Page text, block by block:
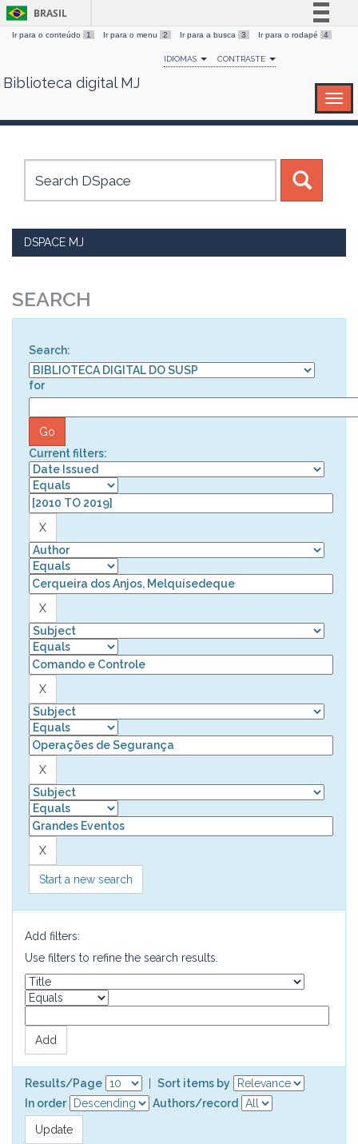
Skip
BRASIL
Simplifique!
Comunica BR
Canais
Ir para o conteúdo 1 Ir para o menu 2 Ir para a busca 3 Ir para o rodapé 4
IDIOMAS CONTRASTE
Biblioteca digital MJ
DSPACE MJ
SEARCH
Search:
for
Current filters:
Start a new search
Add filters:
Use filters to refine the search results.
Results/Page
Sort items by
In order
Authors/record